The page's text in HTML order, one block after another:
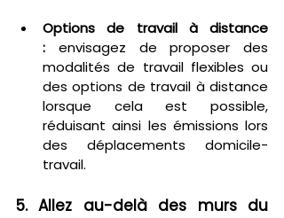
Options de travail à distance
: envisagez de proposer des
modalités de travail flexibles ou
des options de travail à distance
lorsque cela est possible,
réduisant ainsi les émissions lors
des déplacements domicile-
travail.
5. Allez au-delà des murs du